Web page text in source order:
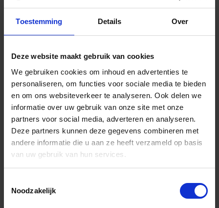
Toestemming Details Over
Deze website maakt gebruik van cookies
We gebruiken cookies om inhoud en advertenties te
personaliseren, om functies voor sociale media te bieden
en om ons websiteverkeer te analyseren. Ook delen we
informatie over uw gebruik van onze site met onze
partners voor social media, adverteren en analyseren.
Deze partners kunnen deze gegevens combineren met
andere informatie die u aan ze heeft verzameld op basis
van uw gebruik van hun services.
Noodzakelijk